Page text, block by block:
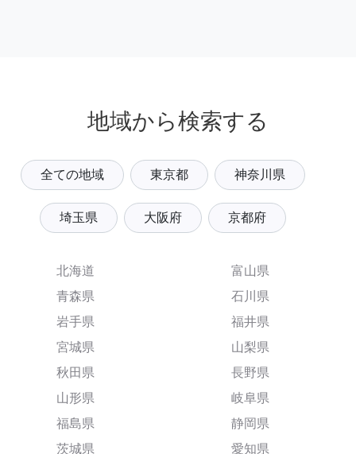
地域から検索する
全ての地域 東京都 神奈川県
埼玉県 大阪府 京都府
北海道
青森県
岩手県
宮城県
秋田県
山形県
福島県
茨城県
富山県
石川県
福井県
山梨県
長野県
岐阜県
静岡県
愛知県